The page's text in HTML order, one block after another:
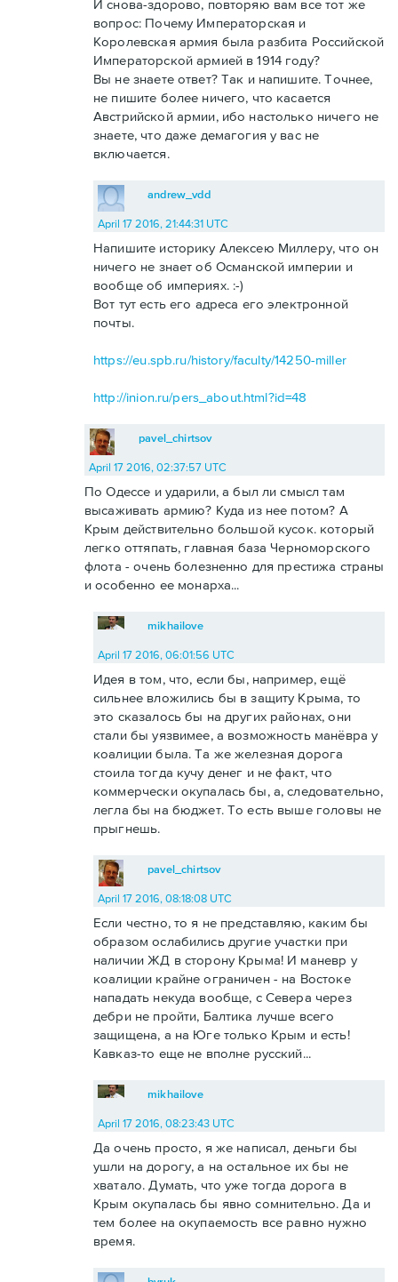
И снова-здорово, повторяю вам все тот же
вопрос: Почему Императорская и
Королевская армия была разбита Российской
Императорской армией в 1914 году?
Вы не знаете ответ? Так и напишите. Точнее,
не пишите более ничего, что касается
Австрийской армии, ибо настолько ничего не
знаете, что даже демагогия у вас не
включается.
andrew_vdd
April 17 2016, 21:44:31 UTC
Напишите историку Алексею Миллеру, что он
ничего не знает об Османской империи и
вообще об империях. :-)
Вот тут есть его адреса его электронной
почты.
https://eu.spb.ru/history/faculty/14250-miller
http://inion.ru/pers_about.html?id=48
pavel_chirtsov
April 17 2016, 02:37:57 UTC
По Одессе и ударили, а был ли смысл там
высаживать армию? Куда из нее потом? А
Крым действительно большой кусок. который
легко оттяпать, главная база Черноморского
флота - очень болезненно для престижа страны
и особенно ее монарха...
mikhailove
April 17 2016, 06:01:56 UTC
Идея в том, что, если бы, например, ещё
сильнее вложились бы в защиту Крыма, то
это сказалось бы на других районах, они
стали бы уязвимее, а возможность манёвра у
коалиции была. Та же железная дорога
стоила тогда кучу денег и не факт, что
коммерчески окупалась бы, а, следовательно,
легла бы на бюджет. То есть выше головы не
прыгнешь.
pavel_chirtsov
April 17 2016, 08:18:08 UTC
Если честно, то я не представляю, каким бы
образом ослабились другие участки при
наличии ЖД в сторону Крыма! И маневр у
коалиции крайне ограничен - на Востоке
нападать некуда вообще, с Севера через
дебри не пройти, Балтика лучше всего
защищена, а на Юге только Крым и есть!
Кавказ-то еще не вполне русский...
mikhailove
April 17 2016, 08:23:43 UTC
Да очень просто, я же написал, деньги бы
ушли на дорогу, а на остальное их бы не
хватало. Думать, что уже тогда дорога в
Крым окупалась бы явно сомнительно. Да и
тем более на окупаемость все равно нужно
время.